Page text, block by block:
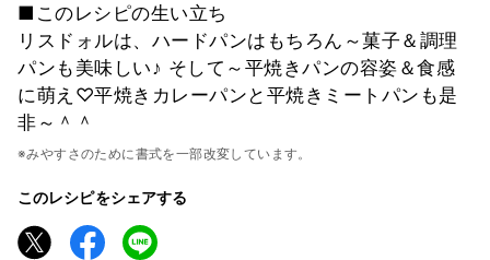
■このレシピの生い立ち
リスドォルは、ハードパンはもちろん～菓子＆調理
パンも美味しい♪ そして～平焼きパンの容姿＆食感
に萌え♡平焼きカレーパンと平焼きミートパンも是
非～＾＾
※みやすさのために書式を一部改変しています。
このレシピをシェアする